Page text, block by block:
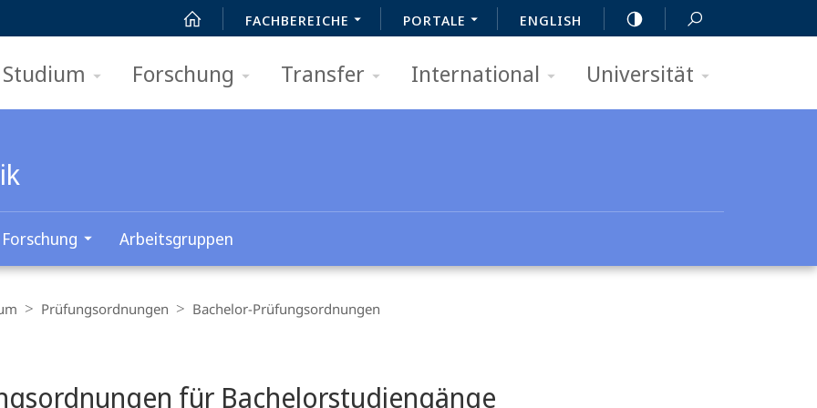
FACHBEREICHE PORTALE ENGLISH
Studium Forschung Transfer International Universität
Forschung Arbeitsgruppen
Prüfungs­ordnungen Bachelor-Prüfungsordnungen
für Bachelorstudiengänge